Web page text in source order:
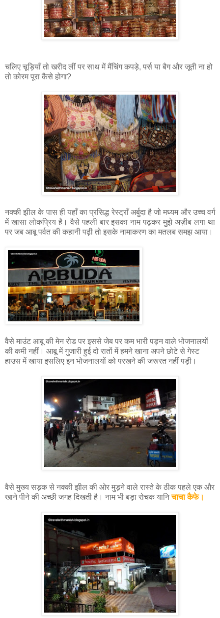
चलिए चूड़ियाँ तो खरीद लीं पर साथ में मैंचिंग कपड़े, पर्स या बैग और जूती ना हो
तो कोरम पूरा कैसे होगा?
नक्की झील के पास ही यहाँ का प्रसिद्ध रेस्ट्राँ अर्बुदा है जो मध्यम और उच्च वर्ग
में खासा लोकप्रिय है। वैसे पहली बार इसका नाम पढ़कर मुझे अज़ीब लगा था
पर जब आबू पर्वत की कहानी पढ़ी तो इसके नामाकरण का मतलब समझ आया।
वैसे माउंट आबू की मेन रोड पर इससे जेब पर कम भारी पड़न वाले भोजनालयों
की कमी नहीं। आबू में गुजारी हुई दो रातों में हमने खाना अपने छोटे से गेस्ट
हाउस में खाया इसलिए इन भोजनालयों को परखने की जरूरत नहीं पड़ी।
वैसे मुख्य सड़क से नक्की झील की ओर मुड़ने वाले रास्ते के ठीक पहले एक और
खाने पीने की अच्छी जगह दिखती है। नाम भी बड़ा रोचक यानिचाचा कैफे।